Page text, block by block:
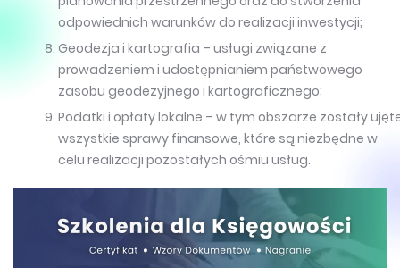
odpowiednich warunków do realizacji inwestycji;
Geodezja i kartografia – usługi związane z
prowadzeniem i udostępnianiem państwowego
zasobu geodezyjnego i kartograficznego;
Podatki i opłaty lokalne – w tym obszarze zostały
wszystkie sprawy finansowe, które są niezbędne w
celu realizacji pozostałych ośmiu usług.